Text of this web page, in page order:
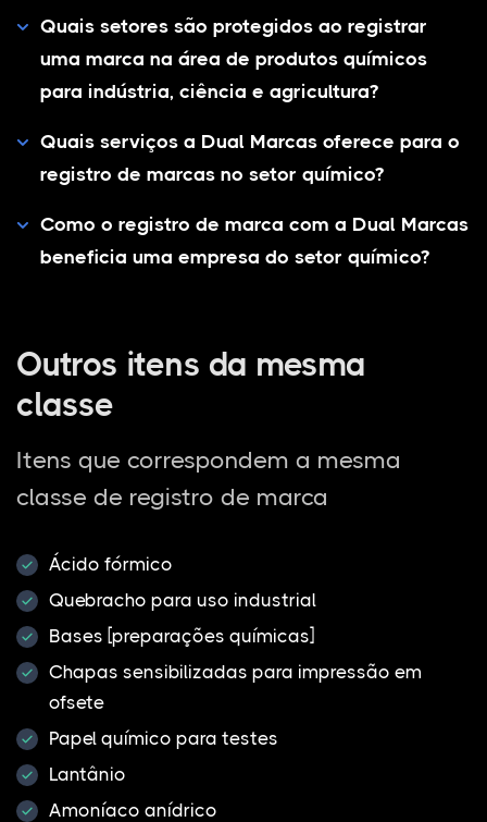
Quais setores são protegidos ao registrar
uma marca na área de produtos químicos
para indústria, ciência e agricultura?
Quais serviços a Dual Marcas oferece para o
registro de marcas no setor químico?
Como o registro de marca com a Dual Marcas
beneficia uma empresa do setor químico?
Outros itens da mesma
classe
Itens que correspondem a mesma
classe de registro de marca
Ácido fórmico
Quebracho para uso industrial
Bases [preparações químicas]
Chapas sensibilizadas para impressão em
ofsete
Papel químico para testes
Lantânio
Amoníaco anídrico